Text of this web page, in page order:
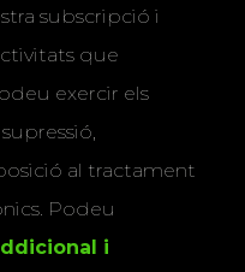
subscripció i
que
exercir els
al tractament
Podeu
i